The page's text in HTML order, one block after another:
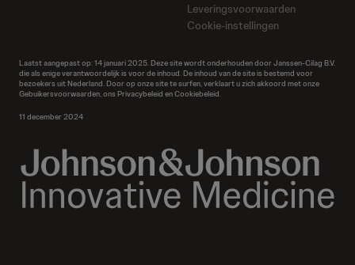
Leveringsvoorwaarden
Cookie-instellingen
Laatst aangepast op: 14 januari 2025. Deze site wordt onderhouden door Janssen-Cilag B.V.
die als enige verantwoordelijk is voor de inhoud. De inhoud van de site is bestemd voor
bezoekers uit Nederland. Door op onze site te surfen, verklaart u zich akkoord met onze
Gebuikersvoorwaarden, ons Privacybeleid en Cookiebeleid.
11 december 2024